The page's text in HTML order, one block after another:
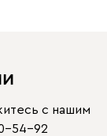
с нашим
54-92